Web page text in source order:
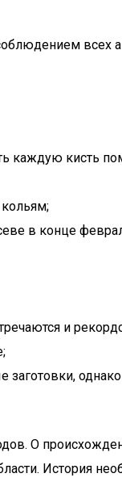
всех
каждую кисть
в конце
и
заготовки,
О
История